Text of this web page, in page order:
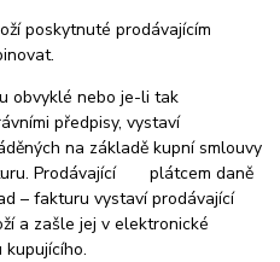
poskytnuté prodávajícím
nebo je-li tak
předpisy, vystaví
na základě kupní smlouvy
Prodávající plátcem daně
– fakturu vystaví prodávající
a zašle jej v elektronické